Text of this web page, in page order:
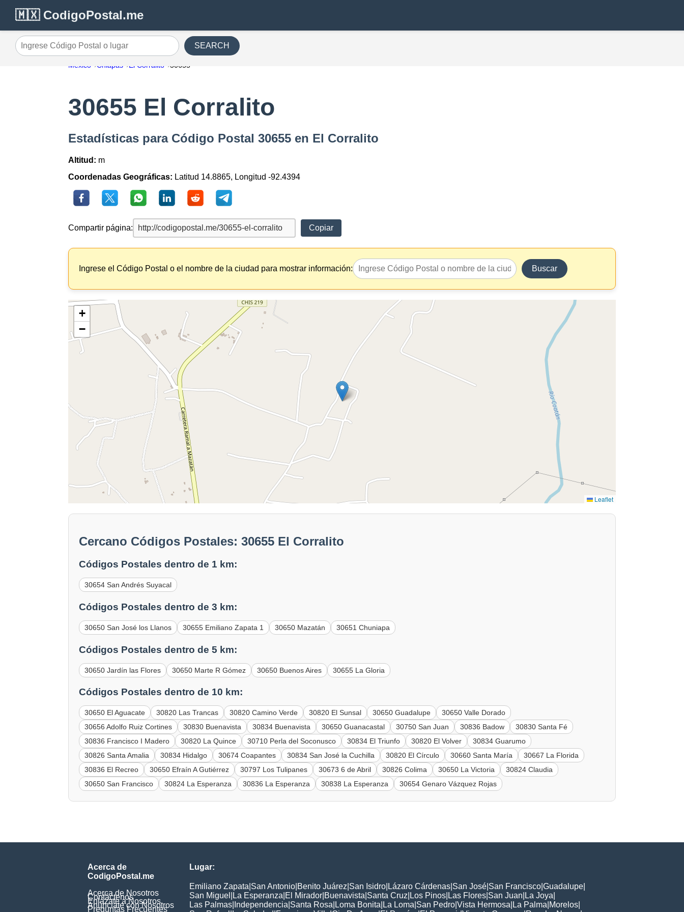
🇲🇽 CodigoPostal.me
Ingrese Código Postal o lugar SEARCH
México Chiapas El Corralito 30655
30655 El Corralito
Estadísticas para Código Postal 30655 en El Corralito
Altitud: m
Coordenadas Geográficas: Latitud 14.8865, Longitud -92.4394
Compartir página: Copiar
Ingrese el Código Postal o el nombre de la ciudad para mostrar información: Buscar
+
−
Leaflet
Cercano Códigos Postales: 30655 El Corralito
Códigos Postales dentro de 1 km:
30654 San Andrés Suyacal
Códigos Postales dentro de 3 km:
30650 San José los Llanos 30655 Emiliano Zapata 1 30650 Mazatán 30651 Chuniapa
Códigos Postales dentro de 5 km:
30650 Jardín las Flores 30650 Marte R Gómez 30650 Buenos Aires 30655 La Gloria
Códigos Postales dentro de 10 km:
30650 El Aguacate 30820 Las Trancas 30820 Camino Verde 30820 El Sunsal 30650 Guadalupe
30650 Valle Dorado
30656 Adolfo Ruiz Cortines
30830 Buenavista 30834 Buenavista 30650 Guanacastal 30750 San Juan 30836 Badow
30830 Santa Fé
30836 Francisco I Madero
30820 La Quince 30710 Perla del Soconusco 30834 El Triunfo 30820 El Volver
30834 Guarumo
30826 Santa Amalia
30834 Hidalgo 30674 Coapantes 30834 San José la Cuchilla 30820 El Círculo 30660 Santa María
30667 La Florida
30836 El Recreo
30650 Efraín A Gutiérrez 30797 Los Tulipanes 30673 6 de Abril 30826 Colima 30650 La Victoria
30824 Claudia
30650 San Francisco
30824 La Esperanza 30836 La Esperanza 30838 La Esperanza 30654 Genaro Vázquez Rojas
Acerca de
CodigoPostal.me
Acerca de Nosotros
Contáctenos
Enlázate a Nosotros
Anúnciate con Nosotros
Preguntas Frecuentes
Lugar:
Emiliano Zapata San Antonio Benito Juárez San Isidro Lázaro Cárdenas San José San Francisco Guadalupe
San Miguel
La Esperanza El Mirador Buenavista Santa Cruz Los Pinos Las Flores San Juan La Joya
Las Palmas Independencia Santa Rosa Loma Bonita La Loma San Pedro Vista Hermosa La Palma Morelos